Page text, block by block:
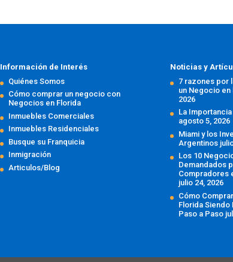
Información de Interés
Quiénes Somos
Cómo comprar un negocio con
Negocios en Florida
Inmuebles Comerciales
Inmuebles Residenciales
Busque su Franquicia
Inmigración
Articulos/Blog
Noticias y
7 razones por
un Negocio en
2026
La
agosto 5, 2026
Miami y los
Argentinos
Los 10
Demandados
Compradores
julio 24, 2026
Cómo
Florida Siendo
Paso a Paso